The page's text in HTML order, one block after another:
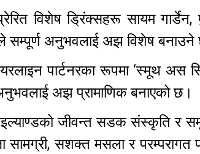
विशेष ड्रिंक्सहरू सायम
अनुभवलाई अझ विशेष बनाउने
पार्टनरका रूपमा ‘स्मूथ अस
अझ प्रामाणिक बनाएको छ।
जीवन्त सडक संस्कृति र
सशक्त मसला र परम्परागत